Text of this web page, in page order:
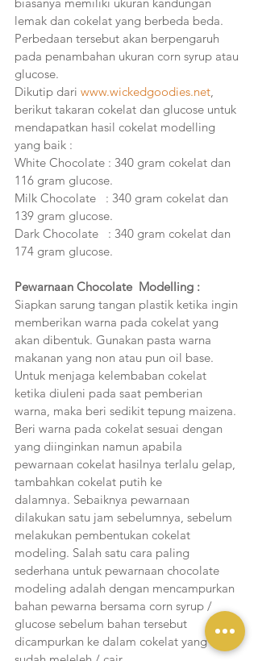
biasanya memiliki ukuran kandungan
lemak dan cokelat yang berbeda beda.
Perbedaan tersebut akan berpengaruh
pada penambahan ukuran corn syrup atau
glucose.
Dikutip dari www.wickedgoodies.net,
berikut takaran cokelat dan glucose untuk
mendapatkan hasil cokelat modelling
yang baik :
White Chocolate : 340 gram cokelat dan
116 gram glucose.
Milk Chocolate   : 340 gram cokelat dan
139 gram glucose.
Dark Chocolate   : 340 gram cokelat dan
174 gram glucose.
Pewarnaan Chocolate  Modelling :
Siapkan sarung tangan plastik ketika ingin
memberikan warna pada cokelat yang
akan dibentuk. Gunakan pasta warna
makanan yang non atau pun oil base.
Untuk menjaga kelembaban cokelat
ketika diuleni pada saat pemberian
warna, maka beri sedikit tepung maizena.
Beri warna pada cokelat sesuai dengan
yang diinginkan namun apabila
pewarnaan cokelat hasilnya terlalu gelap,
tambahkan cokelat putih ke
dalamnya. Sebaiknya pewarnaan
dilakukan satu jam sebelumnya, sebelum
melakukan pembentukan cokelat
modeling. Salah satu cara paling
sederhana untuk pewarnaan chocolate
modeling adalah dengan mencampurkan
bahan pewarna bersama corn syrup /
glucose sebelum bahan tersebut
dicampurkan ke dalam cokelat yang